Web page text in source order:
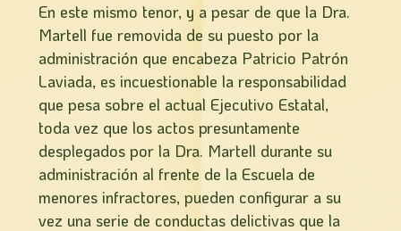
En este mismo tenor, y a pesar de que la Dra.
Martell fue removida de su puesto por la
administración que encabeza Patricio Patrón
Laviada, es incuestionable la responsabilidad
que pesa sobre el actual Ejecutivo Estatal,
toda vez que los actos presuntamente
desplegados por la Dra. Martell durante su
administración al frente de la Escuela de
menores infractores, pueden configurar a su
vez una serie de conductas delictivas que la